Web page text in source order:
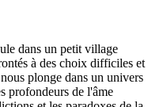
dans un petit village
à des choix difficiles et
plonge dans un univers
profondeurs de l'âme